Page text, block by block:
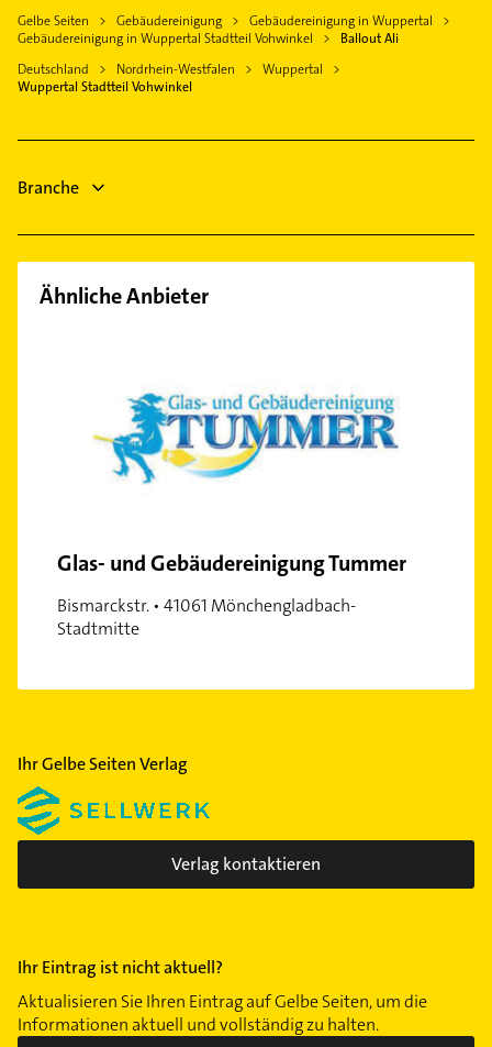
Velbert
Langenfeld (Rheinland)
Heizung & Sanitär
Lüftungsanlagen
Heizungsbauer
Ärztehaus
Maler
Logopädie
Fenster
Gelbe Seiten Gebäudereinigung
Gebäudereinigung in Wuppertal
Gebäudereinigung in Wuppertal Stadtteil Vohwinkel
Ballout Ali
Deutschland
Nordrhein-Westfalen
Wuppertal
Wuppertal Stadtteil Vohwinkel
Branche
Ähnliche Anbieter
Glas- und Gebäudereinigung Tummer
Bismarckstr. • 41061 Mönchengladbach-
Stadtmitte
Ihr Gelbe Seiten Verlag
Verlag kontaktieren
Ihr Eintrag ist nicht aktuell?
Aktualisieren Sie Ihren Eintrag auf Gelbe Seiten, um die
Informationen aktuell und vollständig zu halten.